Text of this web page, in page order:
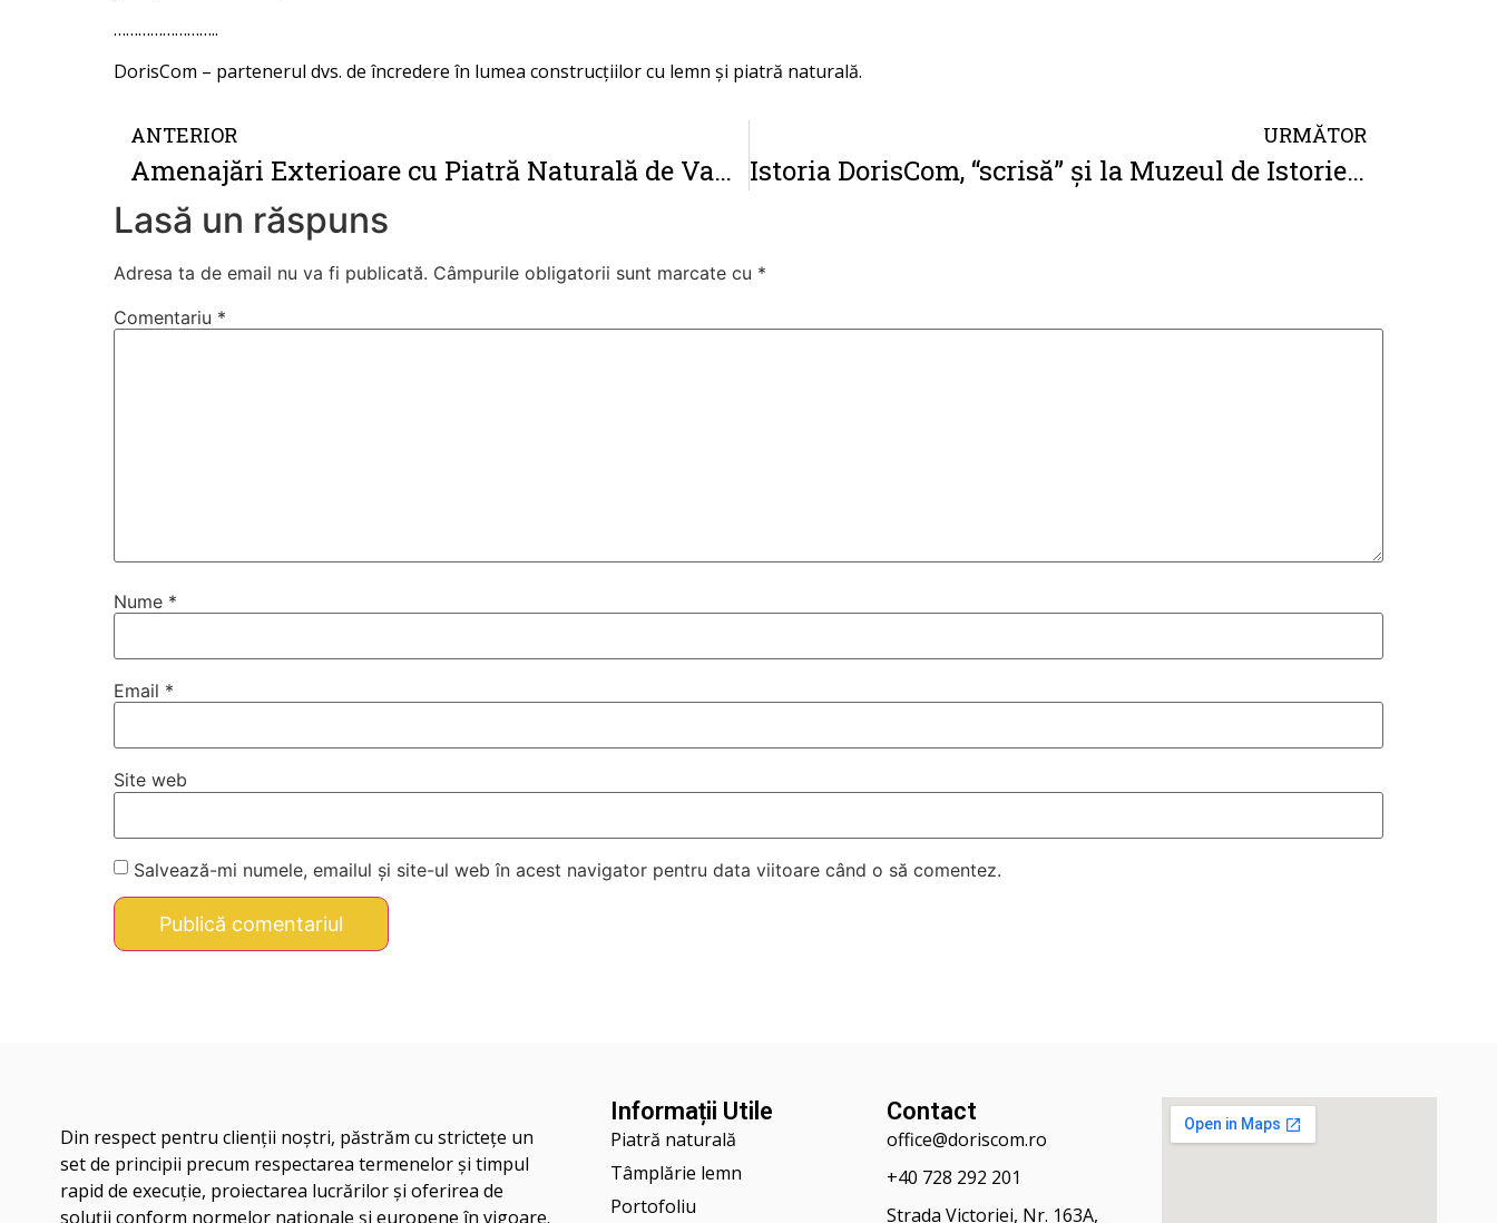
……………………..
DorisCom – partenerul dvs. de încredere în lumea construcțiilor cu lemn și piatră naturală.
ANTERIOR
Amenajări Exterioare cu Piatră Naturală de Vama
URMĂTOR
Istoria DorisCom, “scrisă” și la Muzeul de Istorie al Bucovinei
Lasă un răspuns
Adresa ta de email nu va fi publicată. Câmpurile obligatorii sunt marcate cu *
Comentariu *
Nume *
Email *
Site web
Salvează-mi numele, emailul și site-ul web în acest navigator pentru data viitoare când o să comentez.
Din respect pentru clienţii noştri, păstrăm cu stricteţe un
set de principii precum respectarea termenelor şi timpul
rapid de execuţie, proiectarea lucrărilor şi oferirea de
soluţii conform normelor naţionale şi europene în vigoare.
Informații Utile
Piatră naturală
Tâmplărie lemn
Portofoliu
Contact
office@doriscom.ro
+40 728 292 201
Strada Victoriei, Nr. 163A,